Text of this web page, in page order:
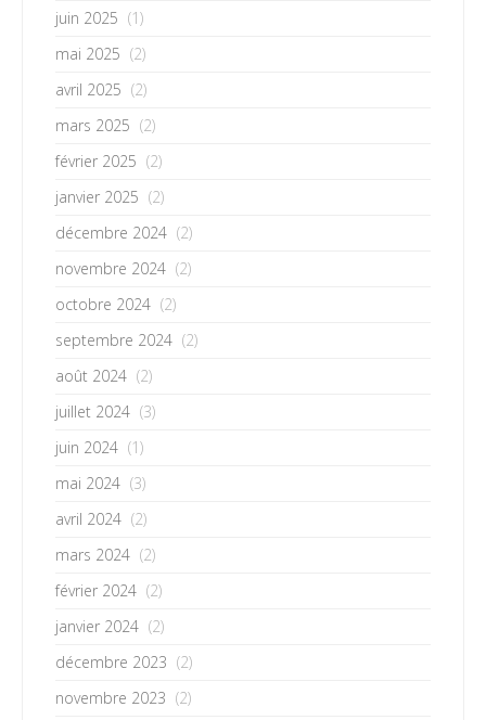
juin 2025 (1)
mai 2025 (2)
avril 2025 (2)
mars 2025 (2)
février 2025 (2)
janvier 2025 (2)
décembre 2024 (2)
novembre 2024 (2)
octobre 2024 (2)
septembre 2024 (2)
août 2024 (2)
juillet 2024 (3)
juin 2024 (1)
mai 2024 (3)
avril 2024 (2)
mars 2024 (2)
février 2024 (2)
janvier 2024 (2)
décembre 2023 (2)
novembre 2023 (2)